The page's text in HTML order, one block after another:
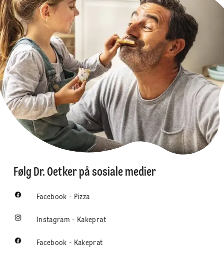
Følg Dr. Oetker på sosiale medier
Facebook - Pizza
Instagram - Kakeprat
Facebook - Kakeprat